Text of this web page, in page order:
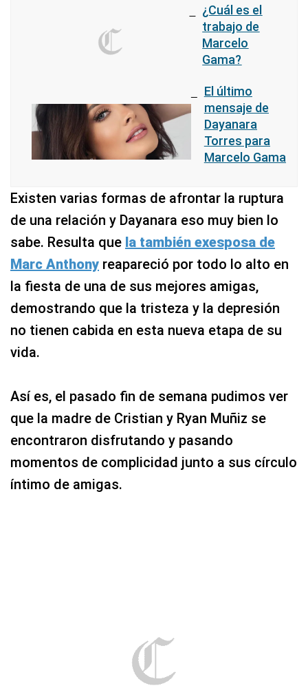
¿Cuál es
el
trabajo
de
Gama?
El último
mensaje de
Dayanara
Existen varias formas de afrontar la ruptura
de una relación y Dayanara eso muy bien lo
sabe. Resulta quela también exesposa de
Marc Anthonyreapareció por todo lo alto en
la fiesta de una de sus mejores amigas,
demostrando que la tristeza y la depresión
no tienen cabida en esta nueva etapa de su
Así es, el pasado fin de semana pudimos ver
que la madre de Cristian y Ryan Muñiz se
encontraron disfrutando y pasando
momentos de complicidad junto a sus círculo